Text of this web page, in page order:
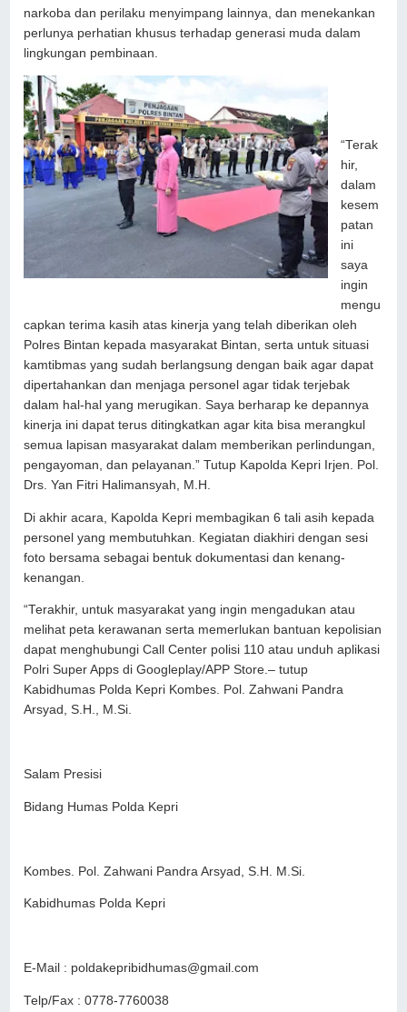
narkoba dan perilaku menyimpang lainnya, dan menekankan
perlunya perhatian khusus terhadap generasi muda dalam
lingkungan pembinaan.
“Terak
hir,
dalam
kesem
patan
ini
saya
ingin
mengu
capkan terima kasih atas kinerja yang telah diberikan oleh
Polres Bintan kepada masyarakat Bintan, serta untuk situasi
kamtibmas yang sudah berlangsung dengan baik agar dapat
dipertahankan dan menjaga personel agar tidak terjebak
dalam hal-hal yang merugikan. Saya berharap ke depannya
kinerja ini dapat terus ditingkatkan agar kita bisa merangkul
semua lapisan masyarakat dalam memberikan perlindungan,
pengayoman, dan pelayanan.” Tutup Kapolda Kepri Irjen. Pol.
Drs. Yan Fitri Halimansyah, M.H.
Di akhir acara, Kapolda Kepri membagikan 6 tali asih kepada
personel yang membutuhkan. Kegiatan diakhiri dengan sesi
foto bersama sebagai bentuk dokumentasi dan kenang-
kenangan.
“Terakhir, untuk masyarakat yang ingin mengadukan atau
melihat peta kerawanan serta memerlukan bantuan kepolisian
dapat menghubungi Call Center polisi 110 atau unduh aplikasi
Polri Super Apps di Googleplay/APP Store.– tutup
Kabidhumas Polda Kepri Kombes. Pol. Zahwani Pandra
Arsyad, S.H., M.Si.
Salam Presisi
Bidang Humas Polda Kepri
Kombes. Pol. Zahwani Pandra Arsyad, S.H. M.Si.
Kabidhumas Polda Kepri
E-Mail : poldakepribidhumas@gmail.com
Telp/Fax : 0778-7760038